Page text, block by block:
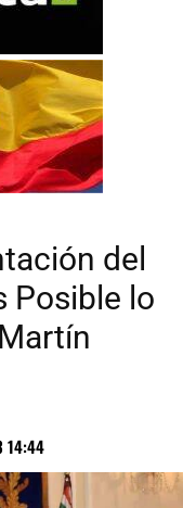
del
Posible lo
14:44